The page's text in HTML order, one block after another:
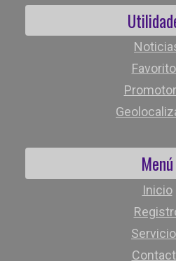
Menú
Inicio